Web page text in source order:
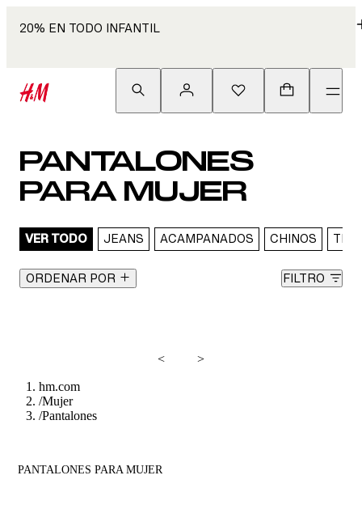
20% EN TODO INFANTIL
PANTALONES
PARA MUJER
VER TODO JEANS ACAMPANADOS CHINOS
ORDENAR POR FILTRO
<
>
hm.com
/Mujer
/Pantalones
PANTALONES PARA MUJER